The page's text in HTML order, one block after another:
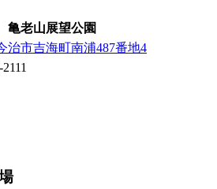
亀老山展望公園
治市吉海町南浦487番地4